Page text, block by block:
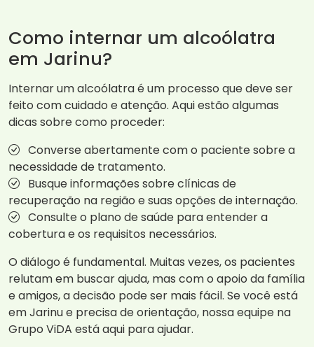
Como internar um alcoólatra
em Jarinu?
Internar um alcoólatra é um processo que deve ser
feito com cuidado e atenção. Aqui estão algumas
dicas sobre como proceder:
Converse abertamente com o paciente sobre a
necessidade de tratamento.
Busque informações sobre clínicas de
recuperação na região e suas opções de internação.
Consulte o plano de saúde para entender a
cobertura e os requisitos necessários.
O diálogo é fundamental. Muitas vezes, os pacientes
relutam em buscar ajuda, mas com o apoio da família
e amigos, a decisão pode ser mais fácil. Se você está
em Jarinu e precisa de orientação, nossa equipe na
Grupo ViDA está aqui para ajudar.